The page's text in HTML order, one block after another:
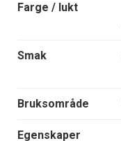
Farge / lukt
Smak
Bruksområde
Egenskaper